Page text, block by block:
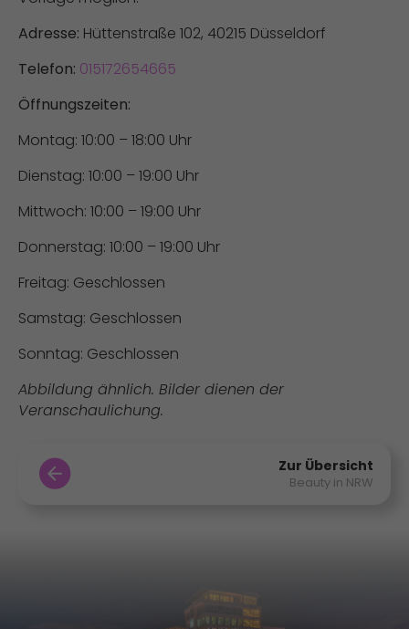
Adresse: Hüttenstraße 102, 40215 Düsseldorf
Telefon: 015172654665
Öffnungszeiten:
Montag: 10:00 – 18:00 Uhr
Dienstag: 10:00 – 19:00 Uhr
Mittwoch: 10:00 – 19:00 Uhr
Donnerstag: 10:00 – 19:00 Uhr
Freitag: Geschlossen
Samstag: Geschlossen
Sonntag: Geschlossen
Abbildung ähnlich. Bilder dienen der
Veranschaulichung.
Zur Übersicht
Beauty in NRW